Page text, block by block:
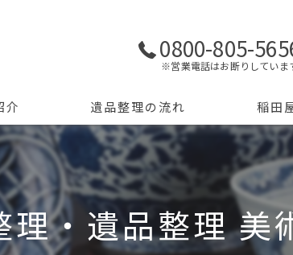
0800-805-
※営業電話はお断りしていま
介 遺品整理の流れ
よくある質問
稲田
買取
生前整理
骨董品
理・遺品整理 美